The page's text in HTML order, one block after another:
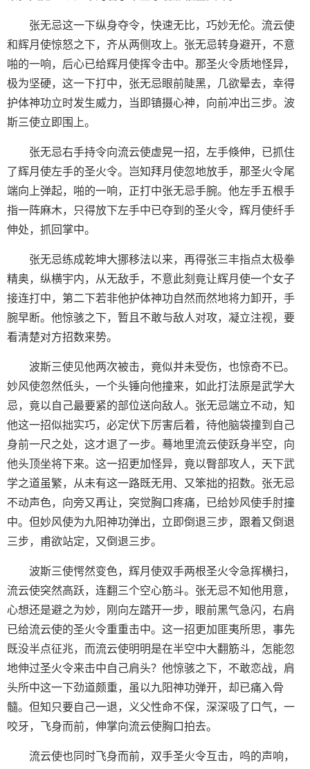
张无忌这一下纵身夺令，快速无比，巧妙无伦。流云使
和辉月使惊怒之下，齐从两侧攻上。张无忌转身避开，不意
啪的一响，后心已给辉月使挥令击中。那圣火令质地怪异，
极为坚硬，这一下打中，张无忌眼前陡黑，几欲晕去，幸得
护体神功立时发生威力，当即镇摄心神，向前冲出三步。波
斯三使立即围上。
张无忌右手持令向流云使虚晃一招，左手倏伸，已抓住
了辉月使左手的圣火令。岂知拜月使忽地放手，那圣火令尾
端向上弹起，啪的一响，正打中张无忌手腕。他左手五根手
指一阵麻木，只得放下左手中已夺到的圣火令，辉月使纤手
伸处，抓回掌中。
张无忌练成乾坤大挪移法以来，再得张三丰指点太极拳
精奥，纵横宇内，从无敌手，不意此刻竟让辉月使一个女子
接连打中，第二下若非他护体神功自然而然地将力卸开，手
腕早断。他惊骇之下，暂且不敢与敌人对攻，凝立注视，要
看清楚对方招数来势。
波斯三使见他两次被击，竟似并未受伤，也惊奇不已。
妙风使忽然低头，一个头锤向他撞来，如此打法原是武学大
忌，竟以自己最要紧的部位送向敌人。张无忌端立不动，知
他这一招似拙实巧，必定伏下厉害后着，待他脑袋撞到自己
身前一尺之处，这才退了一步。蓦地里流云使跃身半空，向
他头顶坐将下来。这一招更加怪异，竟以臀部攻人，天下武
学之道虽繁，从未有这一路既无用、又笨拙的招数。张无忌
不动声色，向旁又再让，突觉胸口疼痛，已给妙风使手肘撞
中。但妙风使为九阳神功弹出，立即倒退三步，跟着又倒退
三步，甫欲站定，又倒退三步。
波斯三使愕然变色，辉月使双手两根圣火令急挥横扫，
流云使突然高跃，连翻三个空心筋斗。张无忌不知他用意，
心想还是避之为妙，刚向左踏开一步，眼前黑气急闪，右肩
已给流云使的圣火令重重击中。这一招更加匪夷所思，事先
既没半点征兆，而流云使明明是在半空中大翻筋斗，怎能忽
地伸过圣火令来击中自己肩头？他惊骇之下，不敢恋战，肩
头所中这一下劲道颇重，虽以九阳神功弹开，却已痛入骨
髓。但知只要自己一退，义父性命不保，深深吸了口气，一
咬牙，飞身而前，伸掌向流云使胸口拍去。
流云使也同时飞身而前，双手圣火令互击，呜的声响，